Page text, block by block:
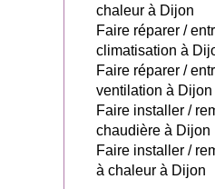
chaleur à Dijon
Faire réparer /
climatisation à
Faire réparer /
ventilation à Dijon
Faire installer /
chaudière à Dijon
Faire installer /
à chaleur à Dijon